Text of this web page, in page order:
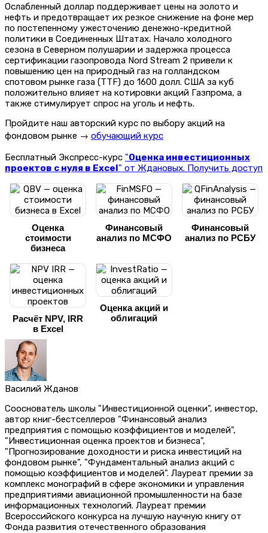
Ослабленный доллар поддерживает цены на золото и
нефть и предотвращает их резкое снижение на фоне мер
по постепенному ужесточению денежно-кредитной
политики в Соединенных Штатах. Начало холодного
сезона в Северном полушарии и задержка процесса
сертификации газопровода Nord Stream 2 привели к
повышению цен на природный газ на голландском
спотовом рынке газа (TTF) до 1600 долл. США за куб
положительно влияет на котировки акций Газпрома, а
также стимулирует спрос на уголь и нефть.
Пройдите наш авторский курс по выбору акций на
фондовом рынке → обучающий курс
Бесплатный Экспресс-курс "Оценка инвестиционных
проектов с нуля в Excel" от Ждановых. Получить доступ
Оценка
стоимости
бизнеса
Финансовый
анализ по МСФО
Финансовый
анализ по РСБУ
Расчёт NPV, IRR
в Excel
Оценка акций и
облигаций
Василий Жданов
Сооснователь школы "Инвестиционной оценки", инвестор,
автор книг-бестселлеров "Финансовый анализ
предприятия с помощью коэффициентов и моделей",
"Инвестиционная оценка проектов и бизнеса",
"Прогнозирование доходности и риска инвестиций на
фондовом рынке", "Фундаментальный анализ акций с
помощью коэффициентов и моделей". Лауреат премии за
комплекс монографий в сфере экономики и управления
предприятиями авиационной промышленности на базе
информационных технологий. Лауреат премии
Всероссийского конкурса на лучшую научную книгу от
Фонда развития отечественного образования